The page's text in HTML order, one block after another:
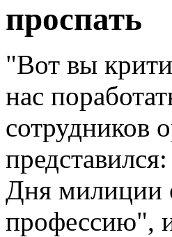
проспать
"Вот вы
нас
сотрудников
Дня милиции
профессию",